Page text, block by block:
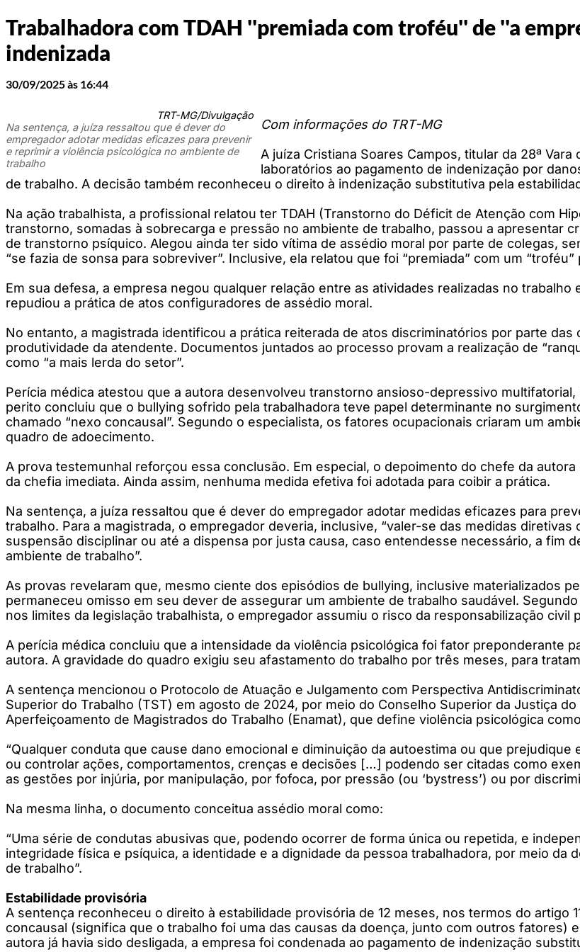
Trabalhadora com TDAH ''premiada com troféu'' de ''a
indenizada
30/09/2025 às 16:44
TRT-MG/Divulgação
Na sentença, a juíza ressaltou que é dever do
empregador adotar medidas eficazes para prevenir
e reprimir a violência psicológica no ambiente de
trabalho
Com informações do TRT-MG
A juíza Cristiana Soares Campos, titular da 28ª
laboratórios ao pagamento de indenização por
de trabalho. A decisão também reconheceu o direito à indenização substitutiva pela
Na ação trabalhista, a profissional relatou ter TDAH (Transtorno do Déficit de Atenção com
transtorno, somadas à sobrecarga e pressão no ambiente de trabalho, passou a apresentar
de transtorno psíquico. Alegou ainda ter sido vítima de assédio moral por parte de colegas,
“se fazia de sonsa para sobreviver”. Inclusive, ela relatou que foi “premiada” com um
Em sua defesa, a empresa negou qualquer relação entre as atividades realizadas no
repudiou a prática de atos configuradores de assédio moral.
No entanto, a magistrada identificou a prática reiterada de atos discriminatórios por parte
produtividade da atendente. Documentos juntados ao processo provam a realização de
como “a mais lerda do setor”.
Perícia médica atestou que a autora desenvolveu transtorno ansioso-depressivo
perito concluiu que o bullying sofrido pela trabalhadora teve papel determinante no
chamado “nexo concausal”. Segundo o especialista, os fatores ocupacionais criaram um
quadro de adoecimento.
A prova testemunhal reforçou essa conclusão. Em especial, o depoimento do chefe da
da chefia imediata. Ainda assim, nenhuma medida efetiva foi adotada para coibir a prática.
Na sentença, a juíza ressaltou que é dever do empregador adotar medidas eficazes para
trabalho. Para a magistrada, o empregador deveria, inclusive, “valer-se das medidas
suspensão disciplinar ou até a dispensa por justa causa, caso entendesse necessário, a fim
ambiente de trabalho”.
As provas revelaram que, mesmo ciente dos episódios de bullying, inclusive materializados
permaneceu omisso em seu dever de assegurar um ambiente de trabalho saudável.
nos limites da legislação trabalhista, o empregador assumiu o risco da responsabilização civil
A perícia médica concluiu que a intensidade da violência psicológica foi fator preponderante
autora. A gravidade do quadro exigiu seu afastamento do trabalho por três meses, para
A sentença mencionou o Protocolo de Atuação e Julgamento com Perspectiva
Superior do Trabalho (TST) em agosto de 2024, por meio do Conselho Superior da Justiça
Aperfeiçoamento de Magistrados do Trabalho (Enamat), que define violência psicológica
“Qualquer conduta que cause dano emocional e diminuição da autoestima ou que
ou controlar ações, comportamentos, crenças e decisões […] podendo ser citadas como
as gestões por injúria, por manipulação, por fofoca, por pressão (ou ‘bystress’) ou por
Na mesma linha, o documento conceitua assédio moral como:
“Uma série de condutas abusivas que, podendo ocorrer de forma única ou repetida, e
integridade física e psíquica, a identidade e a dignidade da pessoa trabalhadora, por meio
de trabalho”.
Estabilidade provisória
A sentença reconheceu o direito à estabilidade provisória de 12 meses, nos termos do artigo
concausal (significa que o trabalho foi uma das causas da doença, junto com outros fatores)
autora já havia sido desligada, a empresa foi condenada ao pagamento de indenização